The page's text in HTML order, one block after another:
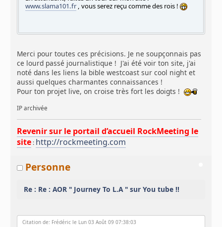
www.slama101.fr, vous serez reçu comme des rois !
Merci pour toutes ces précisions. Je ne soupçonnais pas
ce lourd passé journalistique ! J'ai été voir ton site, j'ai
noté dans les liens la bible westcoast sur cool night et
aussi quelques charmantes connaissances !
Pour ton projet live, on croise très fort les doigts !
IP archivée
Revenir sur le portail d’accueil RockMeeting le
site : http://rockmeeting.com
Personne
Re : Re : AOR " Journey To L.A " sur You tube !!
Citation de: Frédéric le Lun 03 Août 09 07:38:03